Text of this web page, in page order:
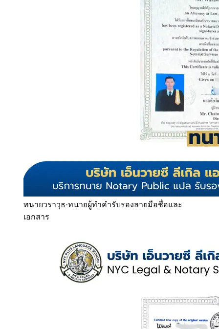
ทนายวราวุธ·ทนายผู้ทำคำรับรองลายมือชื่อและ
เอกสาร